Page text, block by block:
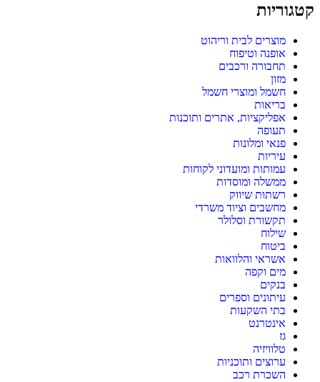
קטגוריות
מוצרים לבית וריהוט
אופנה וטיפוח
תחבורה ורכבים
מזון
חשמל ומוצרי חשמל
בריאות
אפליקציות, אתרים ותוכנות
תעופה
פנאי ומלונות
עיריות
עמותות ומועדוני לקוחות
ממשלה ומוסדות
רשתות שיווק
מחשבים וציוד משרדי
תקשורת וסלולר
שילוח
ביטוח
אשראי והלוואות
מים וקפה
בנקים
עיתונים וספרים
בתי השקעות
אינטרנט
גז
טלוויזיה
ערוצים ותוכניות
השכרת רכב